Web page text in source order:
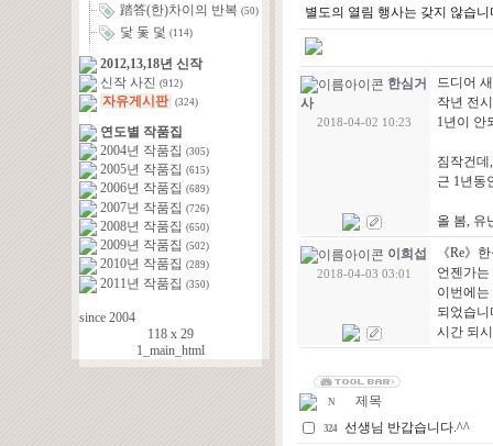
踏答(한)차이의 반복 (50)
닻 돛 덫 (114)
2012,13,18년 신작
신작 사진 (912)
자유게시판 (324)
연도별 작품집
2004년 작품집 (305)
2005년 작품집 (615)
2006년 작품집 (689)
2007년 작품집 (726)
2008년 작품집 (650)
2009년 작품집 (502)
2010년 작품집 (289)
2011년 작품집 (350)
since 2004
118 x 29
1_main_html
별도의 열림 행사는 갖지 않습니
한심거
사
2018-04-02 10:23
드디어
작년 전
1년이 안
짐작건
근 1년동
올 봄, 유
이희섭
2018-04-03 03:01
《Re》
언젠가
이번에
되었습
시간 되
N 제목
324 선생님 반갑습니다.^^